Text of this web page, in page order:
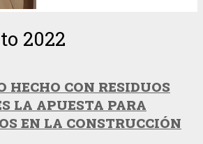
2022
HECHO CON RESIDUOS
LA APUESTA PARA
EN LA CONSTRUCCIÓN